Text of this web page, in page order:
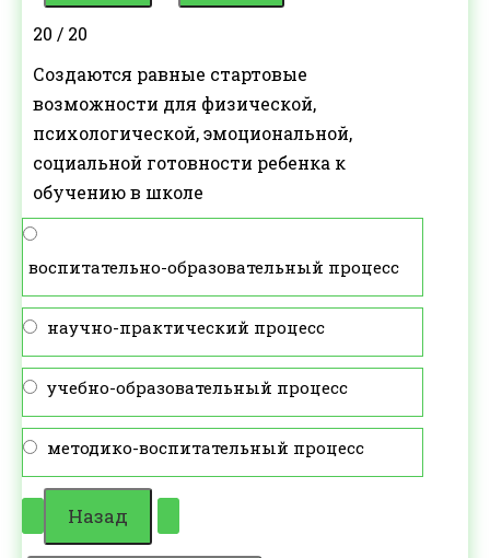
20 / 20
Создаются равные стартовые
возможности для физической,
психологической, эмоциональной,
социальной готовности ребенка к
обучению в школе
воспитательно-образовательный процесс
научно-практический процесс
учебно-образовательный процесс
методико-воспитательный процесс